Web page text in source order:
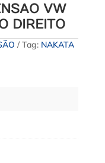
VW
DIREITO
Tag: NAKATA